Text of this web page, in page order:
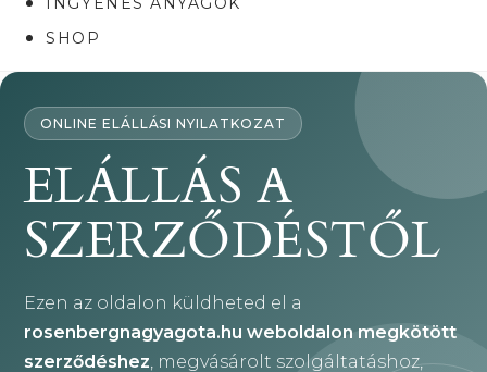
SHOP
ONLINE ELÁLLÁSI NYILATKOZAT
ELÁLLÁS A
SZERZŐDÉSTŐL
Ezen az oldalon küldheted el a
rosenbergnagyagota.hu weboldalon megkötött
szerződéshez, megvásárolt szolgáltatáshoz,